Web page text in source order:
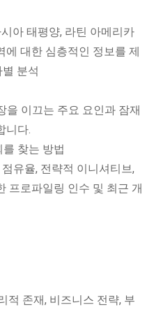
아 태평양, 라틴 아메리카
에 대한 심층적인 정보를 제
분석
을 이끄는 주요 요인과 잠재
니다.
찾는 방법
유율, 전략적 이니셔티브,
프로파일링 인수 및 최근 개
적 존재, 비즈니스 전략, 부